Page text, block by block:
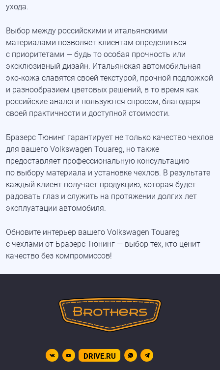
ухода.
Выбор между российскими и итальянскими
материалами позволяет клиентам определиться
с приоритетами — будь то особая прочность или
эксклюзивный дизайн. Итальянская автомобильная
эко-кожа славятся своей текстурой, прочной подложкой
и разнообразием цветовых решений, в то время как
российские аналоги пользуются спросом, благодаря
своей практичности и доступной стоимости.
Бразерс Тюнинг гарантирует не только качество чехлов
для вашего Volkswagen Touareg, но также
предоставляет профессиональную консультацию
по выбору материала и установке чехлов. В результате
каждый клиент получает продукцию, которая будет
радовать глаз и служить на протяжении долгих лет
эксплуатации автомобиля.
Обновите интерьер вашего Volkswagen Touareg
с чехлами от Бразерс Тюнинг — выбор тех, кто ценит
качество без компромиссов!
DRIVE.RU